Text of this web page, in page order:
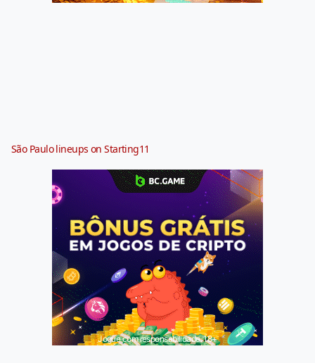
São Paulo lineups on Starting11
Jogue com responsabilidade. 18+